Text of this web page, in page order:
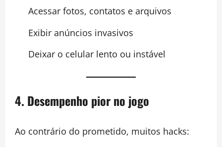
Acessar fotos, contatos e arquivos
Exibir anúncios invasivos
Deixar o celular lento ou instável
4. Desempenho pior no jogo
Ao contrário do prometido, muitos hacks: